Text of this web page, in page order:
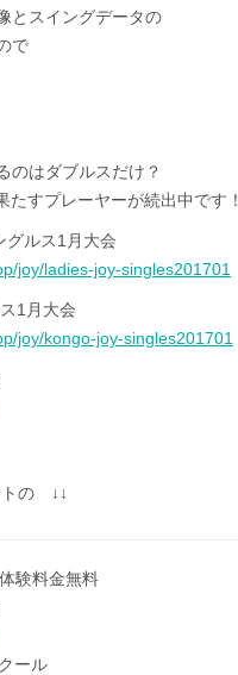
とスイングデータの
で
のはダブルスだけ？
すプレーヤーが続出中です！
ルス1月大会
joy/ladies-joy-singles201701
1月大会
joy/kongo-joy-singles201701
ドアコートの ↓↓
験料金無料
ール